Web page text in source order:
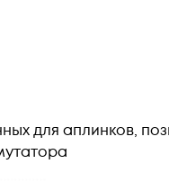
для аплинков,